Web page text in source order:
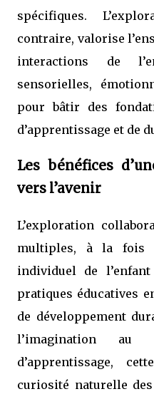
spécifiques.
contraire, valorise
interactions de
sensorielles,
pour bâtir des
d’apprentissage et de
Les bénéfices
vers l’avenir
L’exploration
multiples, à la fois
individuel de
pratiques éducatives
de développement
l’imagination
d’apprentissage,
curiosité naturelle